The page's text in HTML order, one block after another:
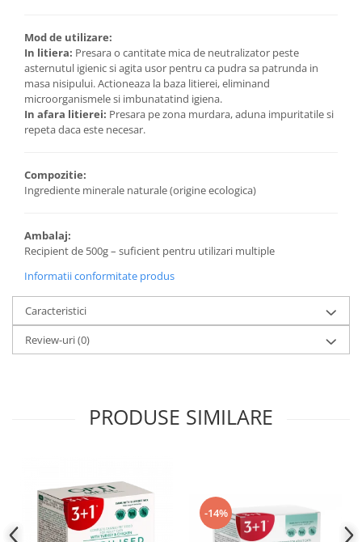
Mod de utilizare:
In litiera: Presara o cantitate mica de neutralizator peste
asternutul igienic si agita usor pentru ca pudra sa patrunda in
masa nisipului. Actioneaza la baza litierei, eliminand
microorganismele si imbunatatind igiena.
In afara litierei: Presara pe zona murdara, aduna impuritatile si
repeta daca este necesar.
Compozitie:
Ingrediente minerale naturale (origine ecologica)
Ambalaj:
Recipient de 500g – suficient pentru utilizari multiple
Informatii conformitate produs
Caracteristici
Review-uri(0)
PRODUSE SIMILARE
-14%